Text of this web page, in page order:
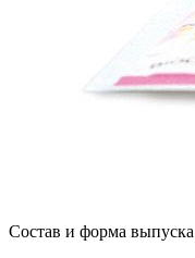
Состав и форма выпуска